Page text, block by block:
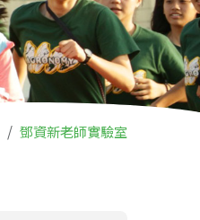
鄧資新老師實驗室